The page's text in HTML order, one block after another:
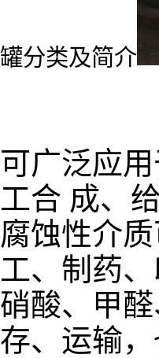
罐分类及简介
可广泛应
工合 成、
腐蚀性介
工、制药
硝酸、甲
存、运输